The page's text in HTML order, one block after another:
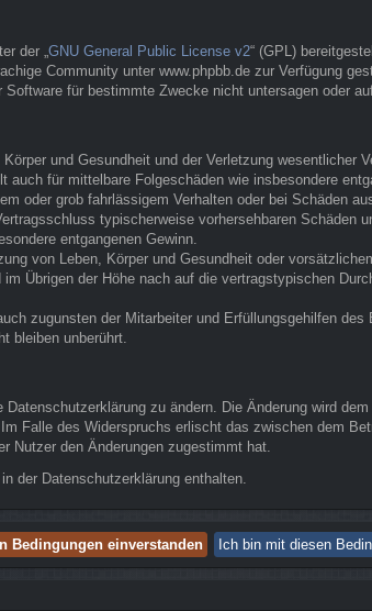
der „ GNU General Public License v2“ (GPL)
Community unter www.phpbb.de zur Verfügung
für bestimmte Zwecke nicht untersagen oder
und Gesundheit und der Verletzung
für mittelbare Folgeschäden wie insbesondere
oder grob fahrlässigem Verhalten oder bei Schäden
typischerweise vorhersehbaren
entgangenen Gewinn.
von Leben, Körper und Gesundheit oder
Übrigen der Höhe nach auf die vertragstypischen
zugunsten der Mitarbeiter und Erfüllungsgehilfen des
bleiben unberührt.
zu ändern. Die Änderung wird
Falle des Widerspruchs erlischt das zwischen dem
Nutzer den Änderungen zugestimmt hat.
der Datenschutzerklärung enthalten.